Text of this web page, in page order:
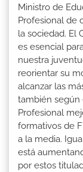
Ministro de
Profesional de
la sociedad. El
es esencial
nuestra
reorientar su
alcanzar las
también según
Profesional
formativos de
a la media.
está
por estos